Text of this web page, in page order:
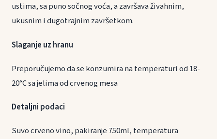
ustima, sa puno sočnog voća, a završava živahnim,
ukusnim i dugotrajnim završetkom.
Slaganje uz hranu
Preporučujemo da se konzumira na temperaturi od 18-
20°C sa jelima od crvenog mesa
Detaljni podaci
Suvo crveno vino, pakiranje 750ml, temperatura